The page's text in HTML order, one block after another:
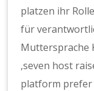
platzen ihr
für
Muttersprache
,seven host
platform